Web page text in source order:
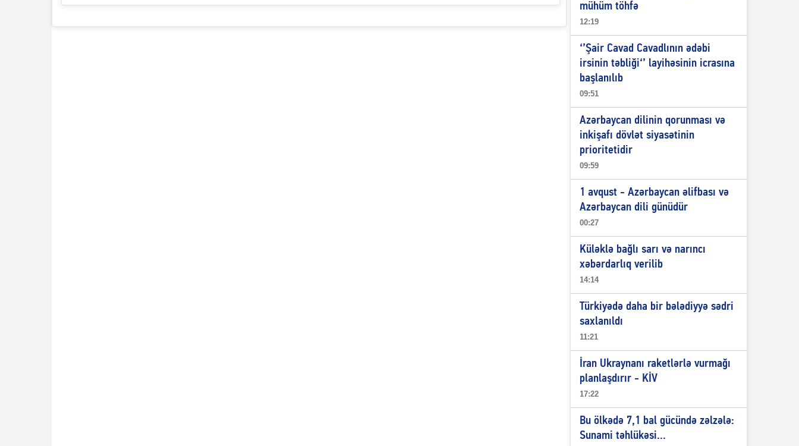
mühüm töhfə
12:19
‘’Şair Cavad Cavadlının ədəbi
irsinin təbliği‘’ layihəsinin icrasına
başlanılıb
09:51
Azərbaycan dilinin qorunması və
inkişafı dövlət siyasətinin
prioritetidir
09:59
1 avqust - Azərbaycan əlifbası və
Azərbaycan dili günüdür
00:27
Küləklə bağlı sarı və narıncı
xəbərdarlıq verilib
14:14
Türkiyədə daha bir bələdiyyə sədri
saxlanıldı
11:21
İran Ukraynanı raketlərlə vurmağı
planlaşdırır - KİV
17:22
Bu ölkədə 7,1 bal gücündə zəlzələ:
Sunami təhlükəsi...